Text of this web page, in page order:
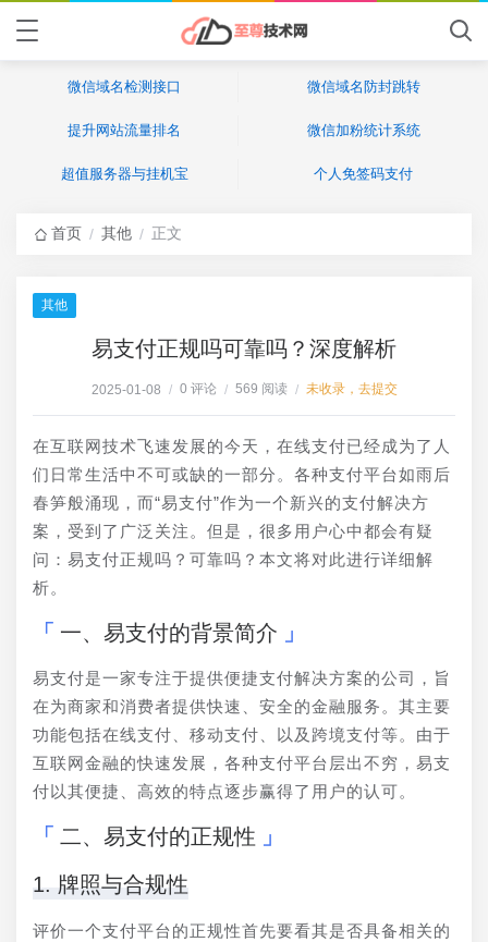
微信域名检测接口 微信域名防封跳转
提升网站流量排名 微信加粉统计系统
超值服务器与挂机宝 个人免签码支付
首页 / 其他 / 正文
其他
易支付正规吗可靠吗？深度解析
2025-01-08 / 0 评论 / 569 阅读 / 未收录，去提交
在互联网技术飞速发展的今天，在线支付已经成为了人
们日常生活中不可或缺的一部分。各种支付平台如雨后
春笋般涌现，而“易支付”作为一个新兴的支付解决方
案，受到了广泛关注。但是，很多用户心中都会有疑
问：易支付正规吗？可靠吗？本文将对此进行详细解
析。
一、易支付的背景简介
易支付是一家专注于提供便捷支付解决方案的公司，旨
在为商家和消费者提供快速、安全的金融服务。其主要
功能包括在线支付、移动支付、以及跨境支付等。由于
互联网金融的快速发展，各种支付平台层出不穷，易支
付以其便捷、高效的特点逐步赢得了用户的认可。
二、易支付的正规性
1. 牌照与合规性
评价一个支付平台的正规性首先要看其是否具备相关的